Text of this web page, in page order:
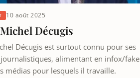
10 août 2025
Décugis
Décugis est surtout connu pour ses
alimentant en infox/fake
médias pour lesquels il travaille.